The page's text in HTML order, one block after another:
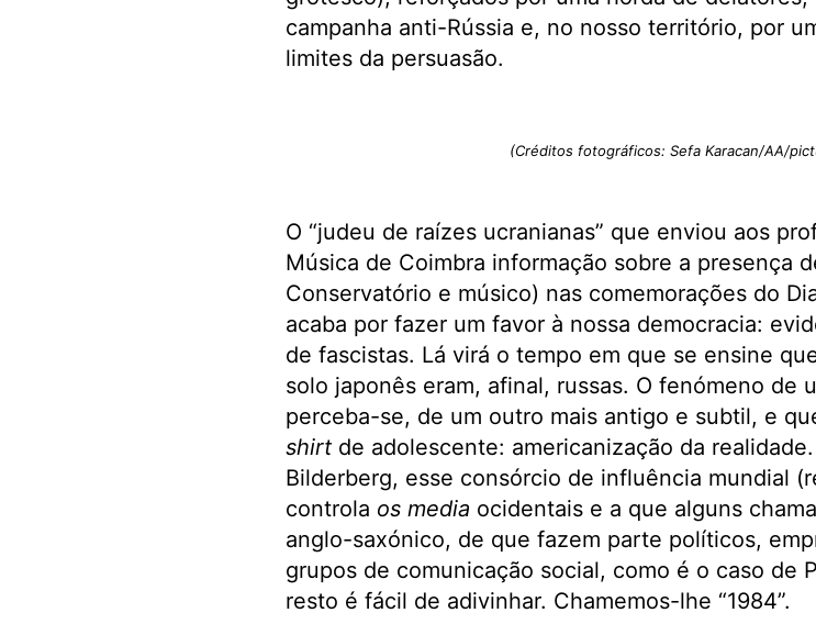
campanha anti-Rússia e, no nosso território, por
limites da persuasão.
(Créditos fotográficos: Sefa Karacan/AA/
O “judeu de raízes ucranianas” que enviou aos
Música de Coimbra informação sobre a presença
Conservatório e músico) nas comemorações do
acaba por fazer um favor à nossa democracia:
de fascistas. Lá virá o tempo em que se ensine
solo japonês eram, afinal, russas. O fenómeno de
perceba-se, de um outro mais antigo e subtil, e
shirtde adolescente: americanização da
Bilderberg, esse consórcio de influência mundial
controla os media ocidentais e a que alguns
anglo-saxónico, de que fazem parte políticos,
grupos de comunicação social, como é o caso de
resto é fácil de adivinhar. Chamemos-lhe “1984”.